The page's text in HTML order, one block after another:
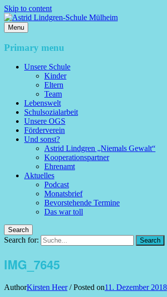
Skip to content
Astrid Lindgren-Schule Mülheim
Menu
Primary menu
Unsere Schule
Kinder
Eltern
Team
Lebenswelt
Schulsozialarbeit
Unsere OGS
Förderverein
Und sonst?
Astrid Lindgren „Niemals Gewalt“
Kooperationspartner
Ehrenamt
Aktuelles
Podcast
Monatsbrief
Bevorstehende Termine
Das war toll
Search
Search for: Search
IMG_7645
AuthorKirsten Heer/Posted on11. Dezember 2018